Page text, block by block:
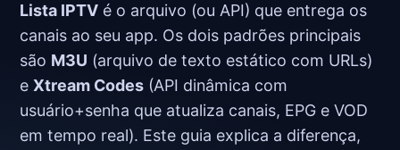
Lista IPTV é o arquivo (ou API) que entrega os
canais ao seu app. Os dois padrões principais
são M3U (arquivo de texto estático com URLs)
e Xtream Codes (API dinâmica com
usuário+senha que atualiza canais, EPG e VOD
em tempo real). Este guia explica a diferença,